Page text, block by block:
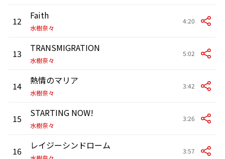
12 Faith
水樹奈々
4:20
13 TRANSMIGRATION
水樹奈々
5:02
14 熱情のマリア
水樹奈々
3:42
15 STARTING NOW!
水樹奈々
3:26
16 レイジーシンドローム 3:57